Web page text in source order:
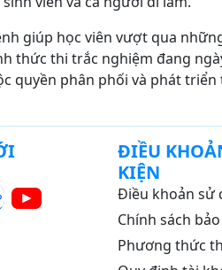
giúp học viên vượt qua
thức thi trắc nghiệm đang
quyền phân phối và phát triển
ĐIỀU
KIỆN
Điều khoản sử
Chính sách
Phương thức